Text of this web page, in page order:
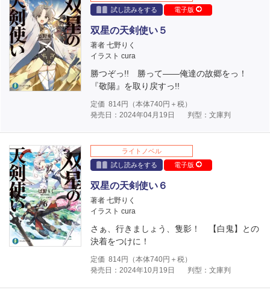
試し読みをする
電子版
双星の天剣使い５
著者 七野りく
イラスト cura
勝つぞっ!! 勝って――俺達の故郷をっ！
『敬陽』を取り戻すっ!!
定価 814円（本体740円＋税）
発売日：2024年04月19日
判型：文庫判
ライトノベル
試し読みをする
電子版
双星の天剣使い６
著者 七野りく
イラスト cura
さぁ、行きましょう、隻影！ 【白鬼】との
決着をつけに！
定価 814円（本体740円＋税）
発売日：2024年10月19日
判型：文庫判